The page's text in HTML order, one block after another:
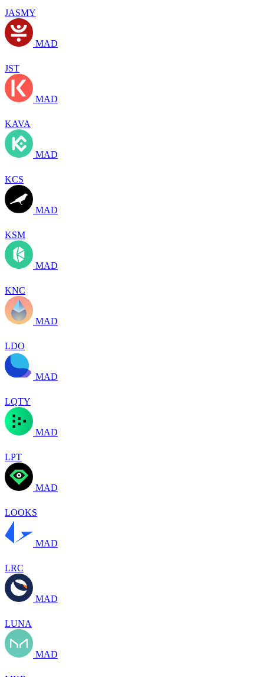
JASMY
MAD
JST
MAD
KAVA
MAD
KCS
MAD
KSM
MAD
KNC
MAD
LDO
MAD
LQTY
MAD
LPT
MAD
LOOKS
MAD
LRC
MAD
LUNA
MAD